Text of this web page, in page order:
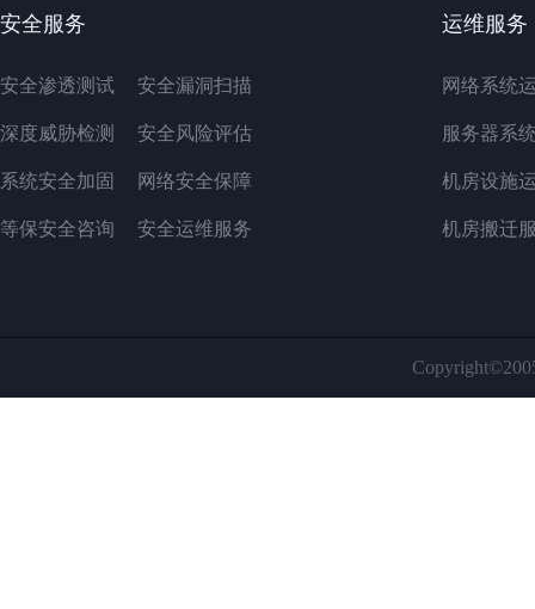
安全服务
安全渗透测试 安全漏洞扫描
深度威胁检测 安全风险评估
系统安全加固 网络安全保障
等保安全咨询 安全运维服务
运维服务
网络系统
服务器系
机房设施
机房搬迁